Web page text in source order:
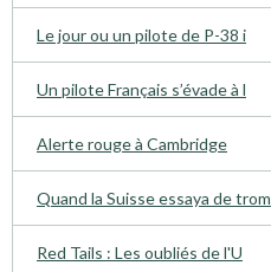
Le jour ou un pilote de P-38 i
Un pilote Français s’évade à l
Alerte rouge à Cambridge
Quand la Suisse essaya de trom
Red Tails : Les oubliés de l'U